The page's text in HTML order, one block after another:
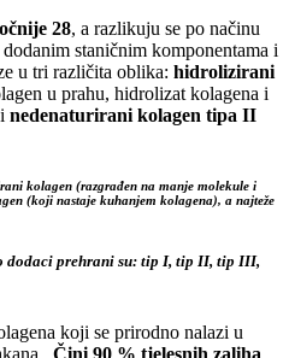
28, a razlikuju se po načinu
staničnim komponentama i
u tri različita oblika: hidrolizirani
u prahu, hidrolizat kolagena i
i nedenaturirani kolagen tipa II
kolagen (razgrađen na manje molekule i
(koji nastaje kuhanjem kolagena), a najteže
dodaci prehrani su: tip I, tip II, tip III,
koji se prirodno nalazi u
Čini 90 % tjelesnih zaliha